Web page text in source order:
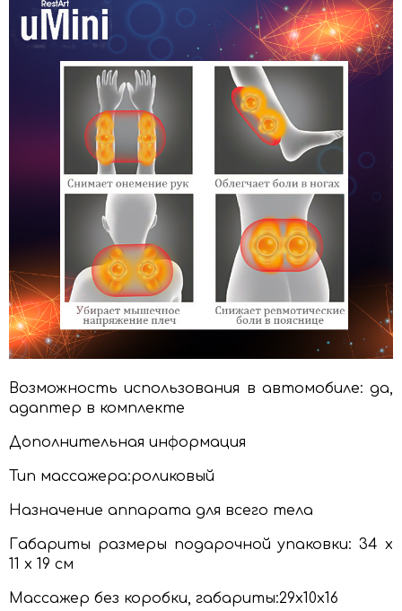
Возможность использования в автомобиле: да,
адаптер в комплекте
Дополнительная информация
Тип массажера:роликовый
Назначение аппарата для всего тела
Габариты размеры подарочной упаковки: 34 x
11 x 19 см
Массажер без коробки, габариты:29x10x16